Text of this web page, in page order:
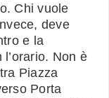
Chi vuole
deve
e la
Non è
Piazza
Porta